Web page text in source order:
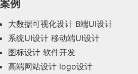
2023年10月(14)
案例
大数据可视化设计 B端UI设计
系统UI设计 移动端UI设计
图标设计 软件开发
高端网站设计 logo设计